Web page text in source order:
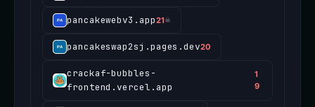
pancakewebv3.app21☠
pancakeswap2sj.pages.dev20
crackaf-bubbles-
frontend.vercel.app
1
9